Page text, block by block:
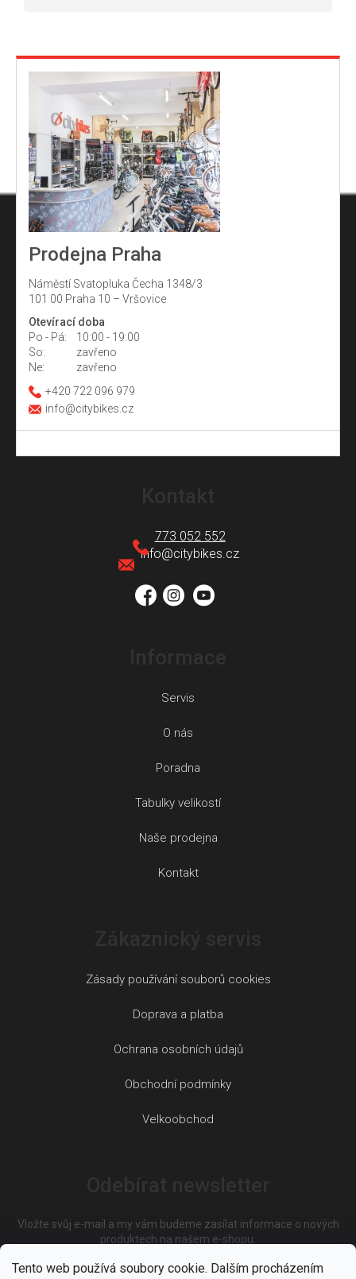
Tento web používá soubory cookie. Dalším procházením
Prodejna Praha
Náměstí Svatopluka Čecha 1348/3
101 00 Praha 10 – Vršovice
Otevírací doba
Po - Pá:
10:00 - 19:00
So:
zavřeno
Ne:
zavřeno
+420 722 096 979
info@citybikes.cz
info@citybikes.cz
773 052 552
Servis
O nás
Poradna
Tabulky velikostí
Naše prodejna
Kontakt
Zásady používání souborů cookies
Doprava a platba
Ochrana osobních údajů
Obchodní podmínky
Velkoobchod
Vložte svůj e-mail a my vám budeme zasílat informace o nových
produktech na našem e-shopu.